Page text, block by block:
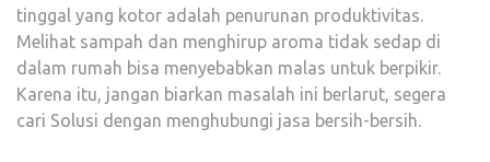
tinggal yang kotor adalah penurunan produktivitas.
Melihat sampah dan menghirup aroma tidak sedap di
dalam rumah bisa menyebabkan malas untuk berpikir.
Karena itu, jangan biarkan masalah ini berlarut, segera
cari Solusi dengan menghubungi jasa bersih-bersih.